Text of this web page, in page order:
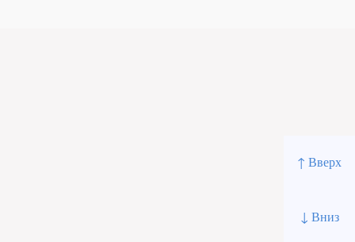
↑ Вверх
↓ Вниз